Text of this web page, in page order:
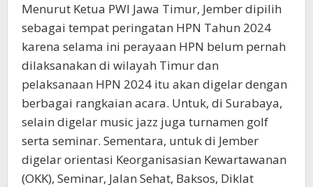
Menurut Ketua PWI Jawa Timur, Jember dipilih
sebagai tempat peringatan HPN Tahun 2024
karena selama ini perayaan HPN belum pernah
dilaksanakan di wilayah Timur dan
pelaksanaan HPN 2024 itu akan digelar dengan
berbagai rangkaian acara. Untuk, di Surabaya,
selain digelar music jazz juga turnamen golf
serta seminar. Sementara, untuk di Jember
digelar orientasi Keorganisasian Kewartawanan
(OKK), Seminar, Jalan Sehat, Baksos, Diklat